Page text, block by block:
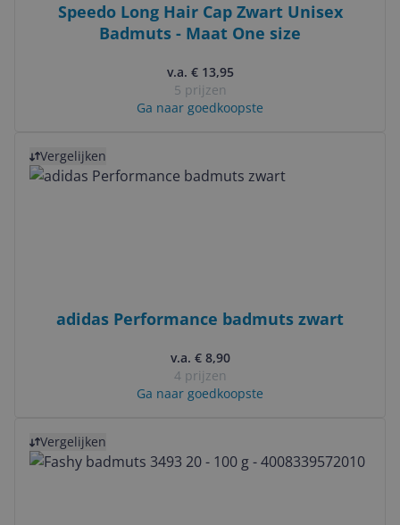
Speedo Long Hair Cap Zwart Unisex
Badmuts - Maat One size
v.a. € 13,95
5 prijzen
Ga naar goedkoopste
Vergelijken
adidas Performance badmuts zwart
v.a. € 8,90
4 prijzen
Ga naar goedkoopste
Vergelijken